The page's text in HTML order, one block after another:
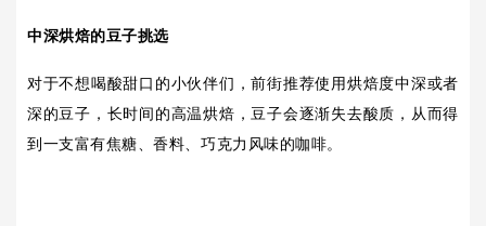
中深烘焙的豆子挑选
对于不想喝酸甜口的小伙伴们，前街推荐使用烘焙度中深或者
深的豆子，长时间的高温烘焙，豆子会逐渐失去酸质，从而得
到一支富有焦糖、香料、巧克力风味的咖啡。